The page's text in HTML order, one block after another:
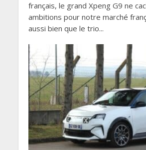
français, le grand Xpeng G9 ne
ambitions pour notre marché
aussi bien que le trio...